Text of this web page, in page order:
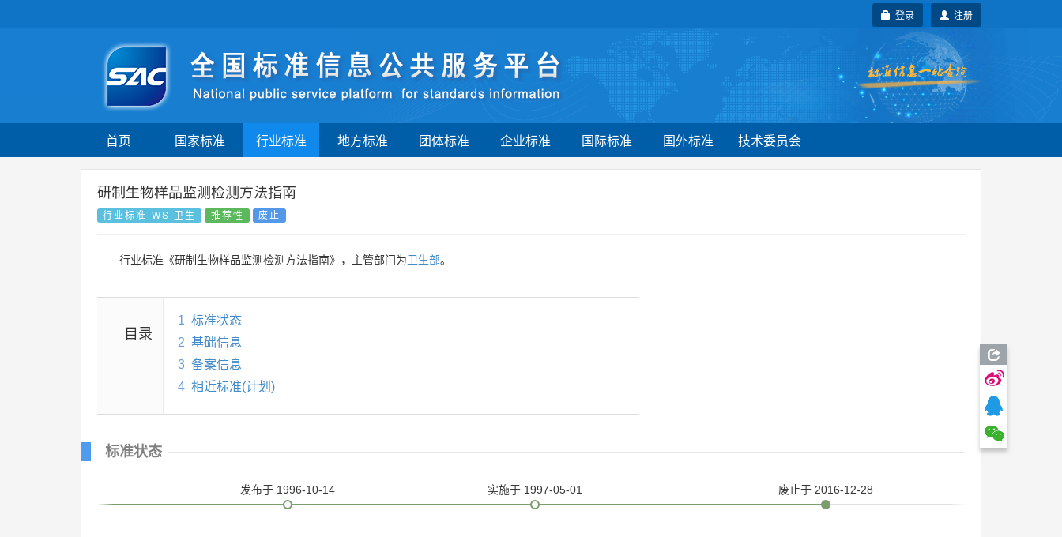
注册
登录
首页 国家标准 行业标准 地方标准 团体标准 企业标准 国际标准 国外标准 技术委员会
研制生物样品监测检测方法指南
行业标准-WS 卫生 推荐性 废止
行业标准《研制生物样品监测检测方法指南》，主管部门为卫生部。
目录
1 标准状态
2 基础信息
3 备案信息
4 相近标准(计划)
标准状态
发布于 1996-10-14 实施于 1997-05-01 废止于 2016-12-28